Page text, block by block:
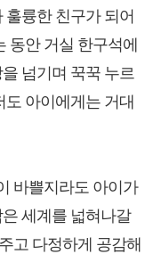
륭한 친구가 되어
동안 거실 한구석에
넘기며 꾹꾹 누르
아이에게는 거대
바쁠지라도 아이가
세계를 넓혀나갈
고 다정하게 공감해